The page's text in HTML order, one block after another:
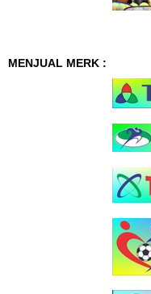
MENJUAL MERK :